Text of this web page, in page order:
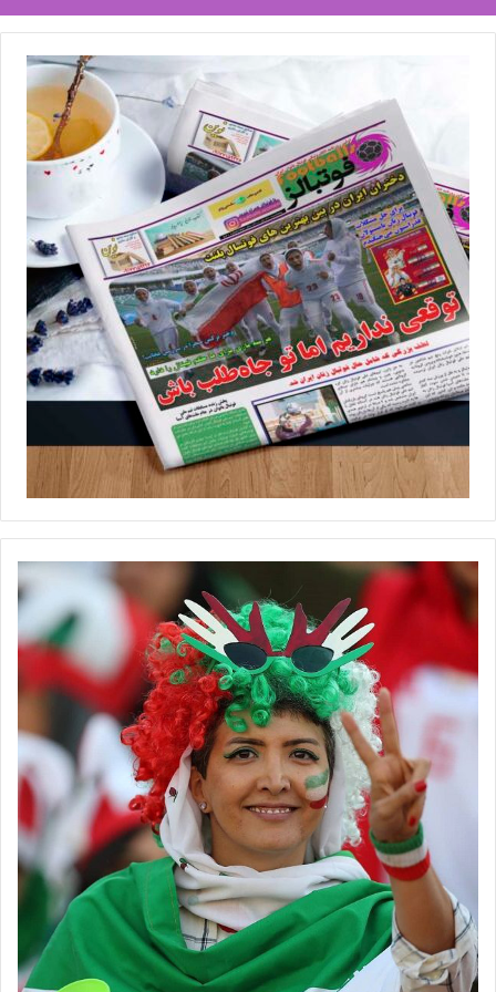
دوخته‌اند به این دو تا تیم. یکی از دلایل انتخاب این تیم و لژیونر نشدنم
من خیلی خیلی بیشتر انتظار داشتم هواداران دنبال کنند. شاید من دیر
به تیم اضافه شدم برای همین به من کمتر از بچه‌های دیگر توجه شد اما
باز هم ‌خوب بود. به نسبت با سایر تیم‌های ایران، تفاوت کاملا مشخص
اگر از استقلال پیشنهاد داشتید، قبول می‌کردید؟
وقتی کسی حرفه‌ای فوتبال بازی می‌کند به پیشنهادها و موقعیتش در
همان لحظه فکر می‌کند. در موقعیتی که استقلال در لیگ دو و لیگ یک
دارد من حتی نمی‌توانم ‌به این باشگاه فکر کنم. زمانی که به ایران ‌آمدم
‌یک سری پیشنهادها از لیگ برتر و‌ لیگ‌ یک‌ داشتم. من با توجه به اینکه
سال‌ها در لیگ برتر بودم و برایم عادی شده بود انتخاب بازی در لیگ
‌پایین‌تر اما تیم پرطرفدار بود. استقلال همین الان به من پیشنهاد بدهد با
این وضعیت قطعا جوابم‌ «نه» است.
از کودکی طرفدار کدام تیم ‌بودید؟
با صداقت بگویم اصلا فوتبال ایران را دنبال نمی‌کردم. اما خانواده من
استقلالی هستند. پدرم تمام بازی‌های استقلال را دنبال می‌کرد و در خانه
ما همیشه حرف از استقلال بوده اما خانواده مادری‌ام همه پرسپولیسی
هستند .
پدرتان از شما نخواست که پرسپولیسی نشوید؟
به شوخی گفت. مثلا امسال در خانه بودیم و دربی برگزار شد، من از
پرسپولیس حمایت می‌کردم پدرم می‌گفت: دیگر فایده ندارد؛ باید از خانه
بروی! پدرم واقعا استقلالی متعصب است اما می‌داند که بحث حرفه‌ای
است و خیلی هم خوشحال شده بود که به عنوان کاپیتان در پرسپولیس
بودم. هرچند اوایل زیاد خوشحال نبود اما کم کم کنار آمد و گفت شغلت
همین است.
کار کردن با شادی رضایی چطور است؟
با همه مربیان ایرانی کار کردم اما ایشان خیلی جوان هستند و هنوز
خیلی کار دارد تا به مربیان سطح بالای ایران برسد. در زمانی که در
پرسپولیس بود، نتایج مورد نظر باشگاه را گرفت.